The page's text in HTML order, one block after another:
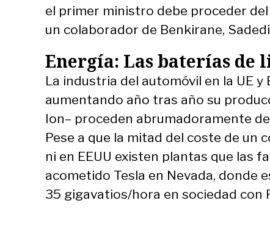
el primer ministro debe proceder
un colaborador de Benkirane,
Energía: Las baterías de
La industria del automóvil en la UE
aumentando año tras año su
Ion– proceden abrumadoramente
Pese a que la mitad del coste de un
ni en EEUU existen plantas que las
acometido Tesla en Nevada, donde
35 gigavatios/hora en sociedad con